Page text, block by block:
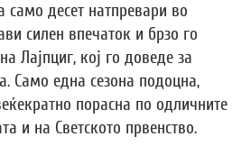
десет натпревари во
силен впечаток и брзо го
Лајпциг, кој го доведе за
Само една сезона подоцна,
порасна по одличните
и на Светското првенство.